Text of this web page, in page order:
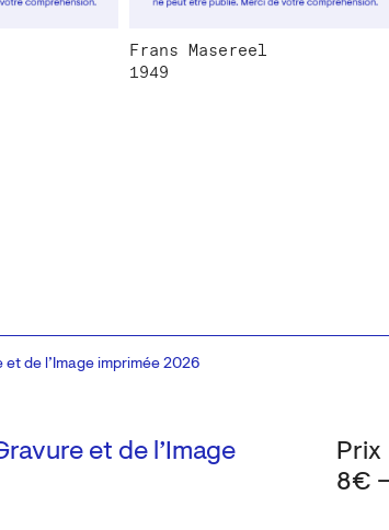
Frans Masereel
1949
et de l’Image
Prix
8€
de l’Image imprimée 2026